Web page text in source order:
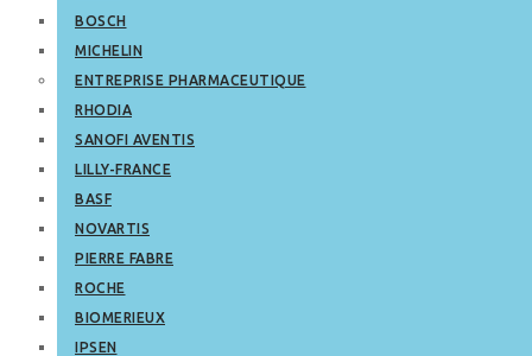
BOSCH
MICHELIN
ENTREPRISE PHARMACEUTIQUE
RHODIA
SANOFI AVENTIS
LILLY-FRANCE
BASF
NOVARTIS
PIERRE FABRE
ROCHE
BIOMERIEUX
IPSEN